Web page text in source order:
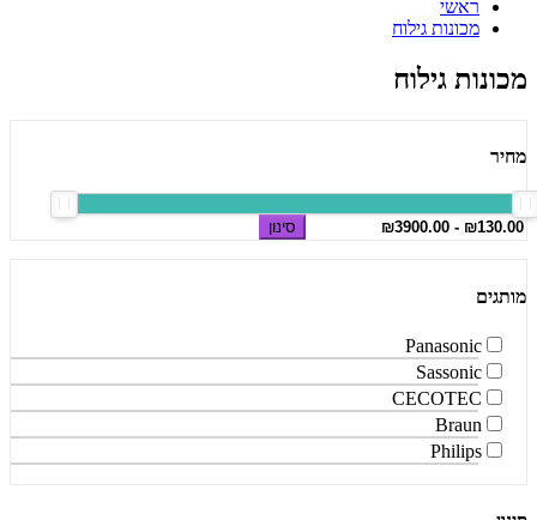
ראשי
מכונות גילוח
מכונות גילוח
מחיר
סינון
מותגים
Panasonic
Sassonic
CECOTEC
Braun
Philips